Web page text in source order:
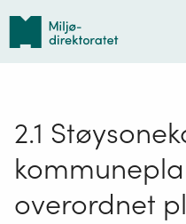
Tilbake
forsiden
2.1
overordnet